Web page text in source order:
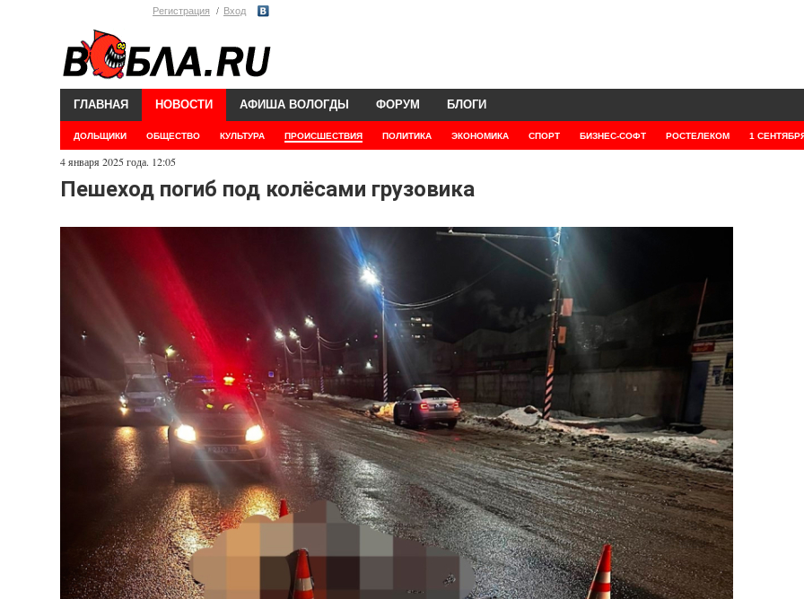
Регистрация Вход
ГЛАВНАЯ НОВОСТИ
ДОЛЬЩИКИ ОБЩЕСТВО КУЛЬТУРА ПРОИСШЕСТВИЯ ПОЛИТИКА ЭКОНОМИКА СПОРТ БИЗНЕС-СОФТ РОСТЕЛЕКОМ 1
АФИША ВОЛОГДЫ ФОРУМ БЛОГИ
4 января 2025 года. 12:05
Пешеход погиб под колёсами грузовика